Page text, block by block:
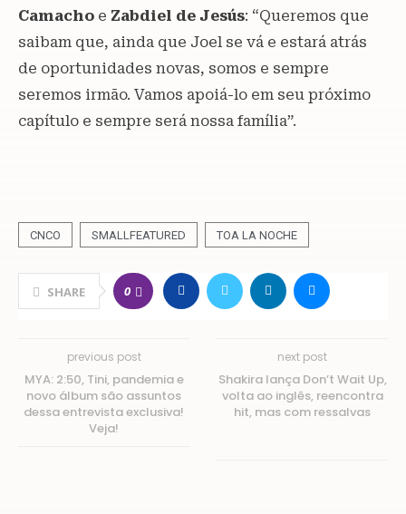
Camacho e Zabdiel de Jesús: “Queremos que
saibam que, ainda que Joel se vá e estará atrás
de oportunidades novas, somos e sempre
seremos irmão. Vamos apoiá-lo em seu próximo
capítulo e sempre será nossa família”.
CNCO SMALLFEATURED TOA LA NOCHE
SHARE 0
previous post
MYA: 2:50, Tini, pandemia e
novo álbum são assuntos
dessa entrevista exclusiva!
Veja!
next post
Shakira lança Don’t Wait Up,
volta ao inglês, reencontra
hit, mas com ressalvas